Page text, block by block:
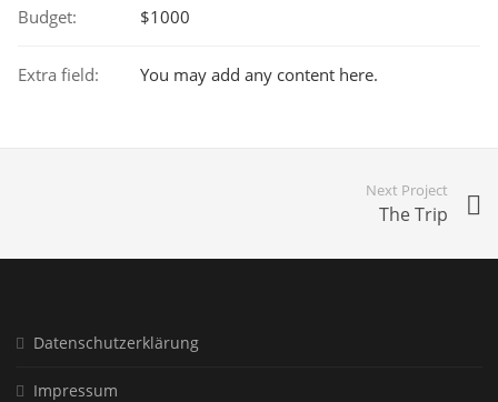
Budget: $1000
Extra field: You may add any content here.
Next Project
The Trip
Datenschutzerklärung
Impressum